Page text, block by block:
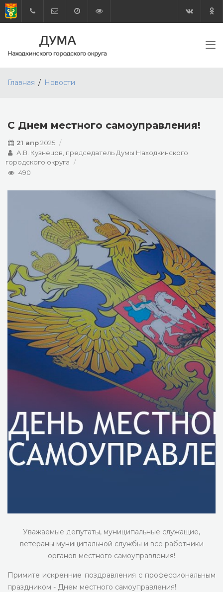
Главная Новости
С Днем местного самоуправления!
21 апр2025
А.В. Кузнецов, председатель Думы Находкинского
городского округа
490
Уважаемые депутаты, муниципальные служащие,
ветераны муниципальной службы и все работники
органов местного самоуправления!
Примите искренние поздравления с профессиональным
праздником - Днем местного самоуправления!